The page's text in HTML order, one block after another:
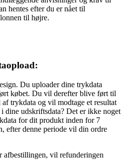
hentes efter du er nået til
til højre.
Du uploader dine trykdata
købet. Du vil derefter blive ført til
trykdata og vil modtage et resultat
dine udskriftsdata? Det er ikke noget
for dit produkt inden for 7
efter denne periode vil din ordre
afbestillingen, vil refunderingen